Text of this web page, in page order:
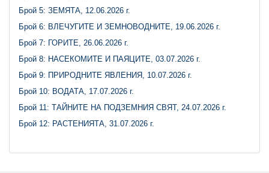
Брой 5: ЗЕМЯТА, 12.06.2026 г.
Брой 6: ВЛЕЧУГИТЕ И ЗЕМНОВОДНИТЕ, 19.06.2026 г.
Брой 7: ГОРИТЕ, 26.06.2026 г.
Брой 8: НАСЕКОМИТЕ И ПАЯЦИТЕ, 03.07.2026 г.
Брой 9: ПРИРОДНИТЕ ЯВЛЕНИЯ, 10.07.2026 г.
Брой 10: ВОДАТА, 17.07.2026 г.
Брой 11: ТАЙНИТЕ НА ПОДЗЕМНИЯ СВЯТ, 24.07.2026 г.
Брой 12: РАСТЕНИЯТА, 31.07.2026 г.